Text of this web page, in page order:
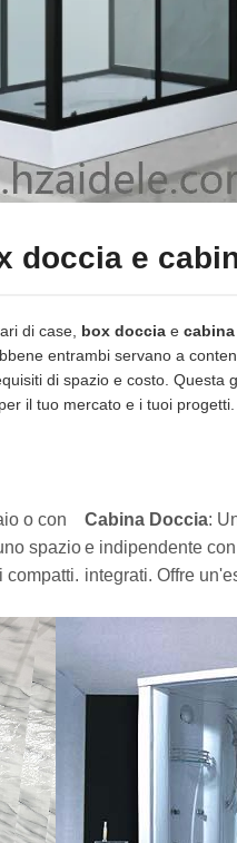
doccia e
di case, box doccia e
entrambi servano a
di spazio e costo. Questa
il tuo mercato e i tuoi progetti.
o con
spazio
compatti.
Cabina Doccia:
e indipendente
integrati. Offre